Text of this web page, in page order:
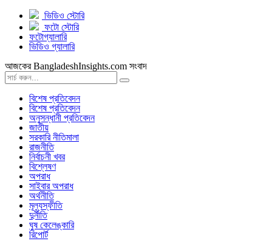
ভিডিও স্টোরি
ফটো স্টোরি
ফটোগ্যালারি
ভিডিও গ্যালারি
আজকের BangladeshInsights.com সংবাদ
বিশেষ প্রতিবেদন
বিশেষ প্রতিবেদন
অনুসন্ধানী প্রতিবেদন
জাতীয়
সরকারি নীতিমালা
রাজনীতি
নির্বাচনী খবর
বিশ্লেষণ
অপরাধ
সাইবার অপরাধ
অর্থনীতি
মূল্যস্ফীতি
দুর্নীতি
ঘুষ কেলেঙ্কারি
রিপোর্ট